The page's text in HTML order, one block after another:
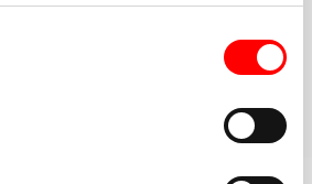
e ad alta energia
per mantenerti motivato